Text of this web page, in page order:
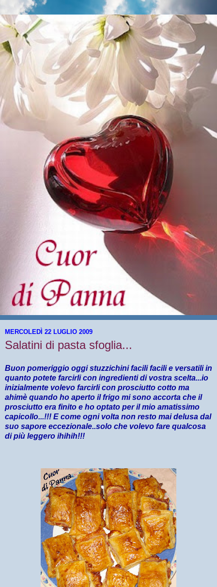
MERCOLEDÌ 22 LUGLIO 2009
Salatini di pasta sfoglia...
Buon pomeriggio oggi stuzzichini facili facili e versatili in
quanto potete farcirli con ingredienti di vostra scelta...io
inizialmente volevo farcirli con prosciutto cotto ma
ahimè quando ho aperto il frigo mi sono accorta che il
prosciutto era finito e ho optato per il mio amatissimo
capicollo...!!! E come ogni volta non resto mai delusa dal
suo sapore eccezionale..solo che volevo fare qualcosa
di più leggero ihihih!!!